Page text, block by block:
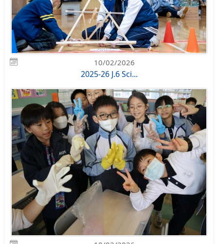
10/02/2026
2025-26 J.6 Sci...